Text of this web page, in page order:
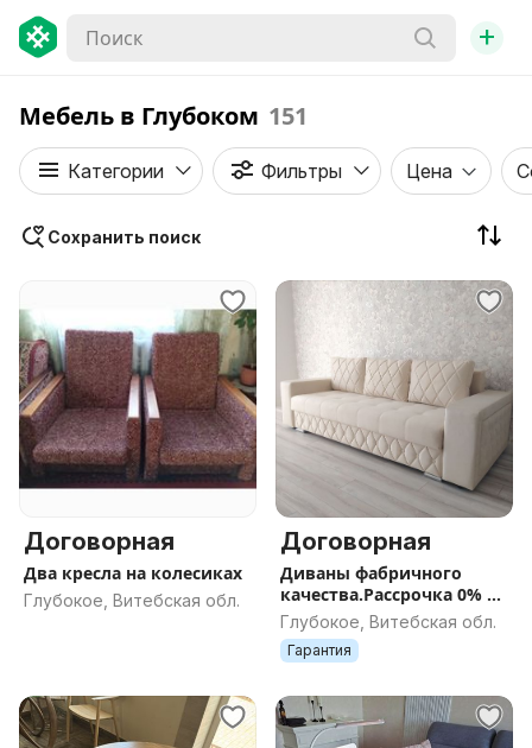
+
Мебель в Глубоком 151
Категории Фильтры Цена
Сохранить поиск
Договорная
Два кресла на колесиках
Глубокое, Витебская обл.
Договорная
Диваны фабричного
качества.Рассрочка 0% на
12 мес
Глубокое, Витебская обл.
Гарантия